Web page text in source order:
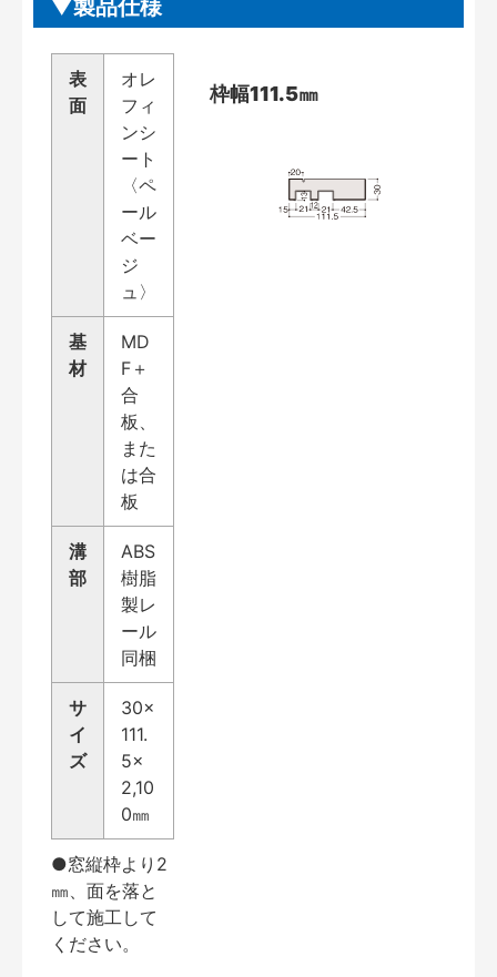
製品仕様
表
面
オレ
フィ
ンシ
ート
〈ペ
ール
ベー
ジ
ュ〉
基
材
MD
F＋
合
板、
また
は合
板
溝
部
ABS
樹脂
製レ
ール
同梱
サ
イ
ズ
30×
111.
5×
2,10
0㎜
●窓縦枠より2
㎜、面を落と
して施工して
ください。
枠幅111.5㎜